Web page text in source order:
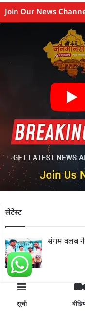
सूची
Join Our News
लेटेस्ट
संगम क्लब ने
भवन का